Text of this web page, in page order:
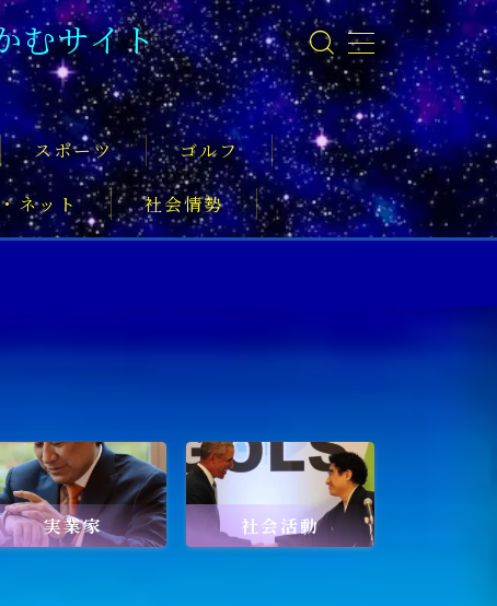
むサイト
スポーツ ゴルフ
ネット 社会情勢
ーツ振興 実業家 社会活動
実業家 社会活動